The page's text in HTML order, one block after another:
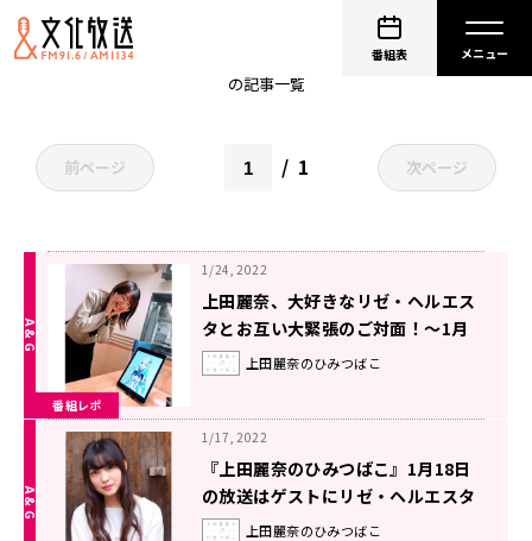
番組表
の記事一覧
前ページ 1 次ページ
番組レポ
1/24, 2022
上田麗奈、大好きなリゼ・ヘルエス
タとお互い大緊張のご対面！～1月
18日放送「上田麗奈のひみつばこ」
上田麗奈のひみつばこ
1/17, 2022
『上田麗奈のひみつばこ』1月18日
の放送はゲストにリゼ・ヘルエスタ
さんが登場！
上田麗奈のひみつばこ